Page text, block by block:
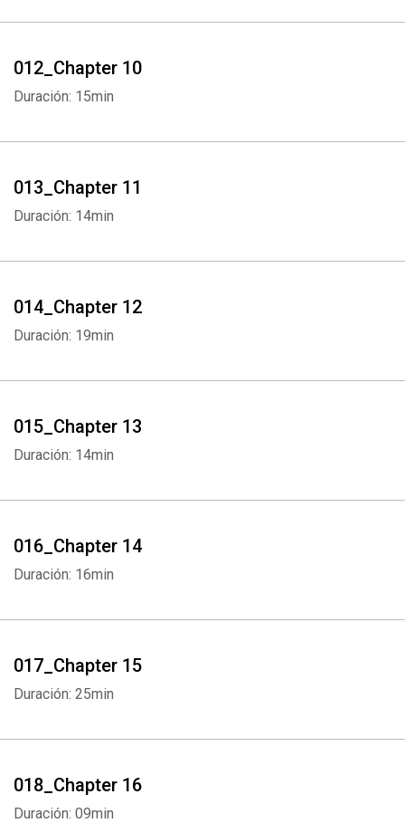
012_Chapter 10
Duración: 15min
013_Chapter 11
Duración: 14min
014_Chapter 12
Duración: 19min
015_Chapter 13
Duración: 14min
016_Chapter 14
Duración: 16min
017_Chapter 15
Duración: 25min
018_Chapter 16
Duración: 09min
Whatsapp